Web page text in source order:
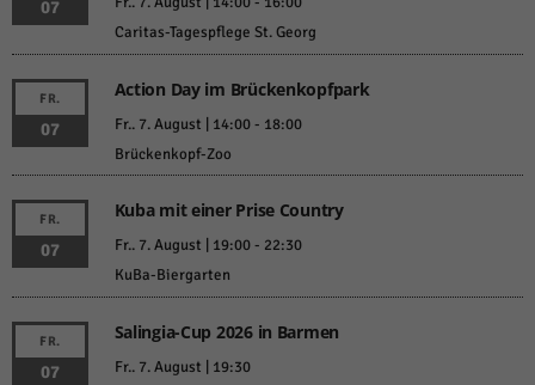
07
Caritas-Tagespflege St. Georg
FR.
07
Action Day im Brückenkopfpark
Fr.. 7. August | 14:00- 18:00
Brückenkopf-Zoo
FR.
07
Kuba mit einer Prise Country
Fr.. 7. August | 19:00- 22:30
KuBa-Biergarten
FR.
07
Salingia-Cup 2026 in Barmen
Fr.. 7. August | 19:30